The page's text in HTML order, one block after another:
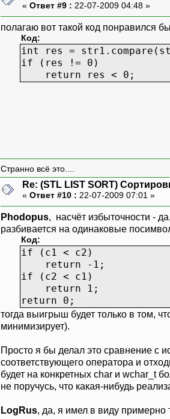
« Ответ #9 : 22-07-2009 04:48 »
полагаю вот такой код понравился
Код:
int res =
if (res != 0)
return res < 0;
Странно всё это....
Re: (STL LIST SORT)
« Ответ #10 : 22-07-2009 07:01 »
Phodopus, насчёт избыточности -
разбивается на одинаковые
Код:
if (c1 < c2)
return -1;
if (c2 < c1)
return 1;
return 0;
тогда выигрыш будет только в том,
минимизирует).
Просто я бы делал это сравнение с
соответствующего оператора и
будет на конкретных char и wchar_t
не поручусь, что какая-нибудь
LogRus, да, я имел в виду примерно